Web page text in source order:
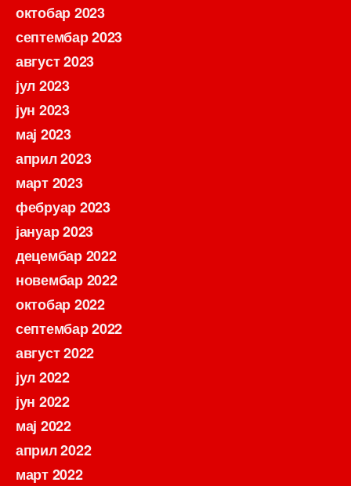
октобар 2023
септембар 2023
август 2023
јул 2023
јун 2023
мај 2023
април 2023
март 2023
фебруар 2023
јануар 2023
децембар 2022
новембар 2022
октобар 2022
септембар 2022
август 2022
јул 2022
јун 2022
мај 2022
април 2022
март 2022